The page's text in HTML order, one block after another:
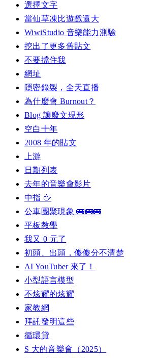
選擇文字
當仙草凍比遊戲還大
WiwiStudio 音樂能力測驗
挖出了更多舊貼文
不要擋住我
網址
隱密錄製，全天直播
為什麼會 Burnout？
Blog 讓廢文現形
空白十年
2008 年的貼文
上游
日期列表
去年的音樂會影片
中指 🖕
公車團聚現象 🚌🚌🚌
平板教學
我又 0 元了
初頭、出頭，傻傻分不清楚
AI YouTuber 來了！
小型語言模型
不炫耀的炫耀
家教網
拜託發明這些
循環貸
S 大的音樂會（2025）